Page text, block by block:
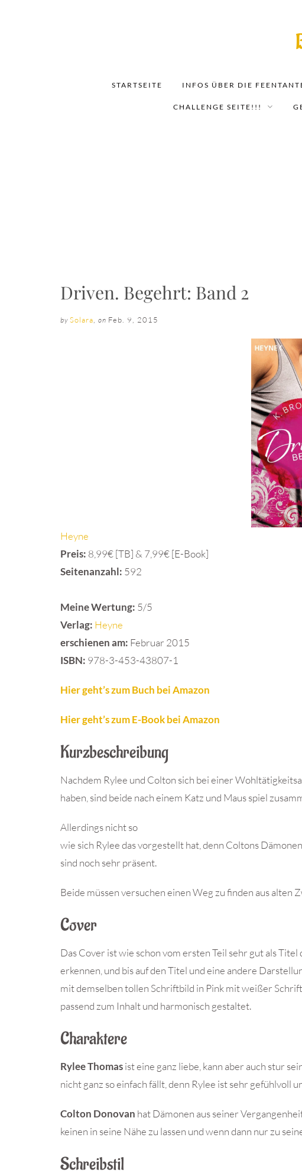
STARTSEITE INFOS ÜBER DIE
CHALLENGE SEITE!!!
Driven. Begehrt: Band 2
by Solara on Feb. 9, 2015
Heyne
Preis: 8,99€ [TB] & 7,99€ [E-Book]
Seitenanzahl: 592
Meine Wertung: 5/5
Verlag: Heyne
erschienen am: Februar 2015
ISBN: 978-3-453-43807-1
Hier geht’s zum Buch bei Amazon
Hier geht’s zum E-Book bei Amazon
Kurzbeschreibung
Nachdem Rylee und Colton sich bei einer
haben, sind beide nach einem Katz und Maus spiel
Allerdings nicht so
wie sich Rylee das vorgestellt hat, denn Coltons
sind noch sehr präsent.
Beide müssen versuchen einen Weg zu finden aus alten
Cover
Das Cover ist wie schon vom ersten Teil sehr gut als Titel
erkennen, und bis auf den Titel und eine andere
mit demselben tollen Schriftbild in Pink mit weißer
passend zum Inhalt und harmonisch gestaltet.
Charaktere
Rylee Thomasist eine ganz liebe, kann aber auch stur
nicht ganz so einfach fällt, denn Rylee ist sehr gefühlvoll
Colton Donovan hat Dämonen aus seiner
keinen in seine Nähe zu lassen und wenn dann nur zu
Schreibstil